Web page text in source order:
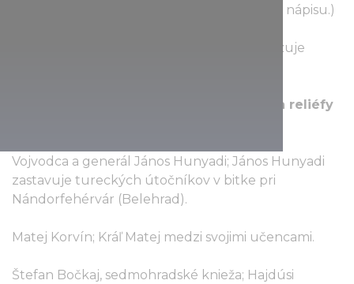
chybu, ktorú sa pokúsili zakryť nepridaním nápisu.)
Ľudovít I., uhorský kráľ; kráľ Ľudovít obsadzuje
Pravá kolonáda má nasledujúce sochy a reliéfy
Vojvodca a generál János Hunyadi; János Hunyadi
zastavuje tureckých útočníkov v bitke pri
Nándorfehérvár (Belehrad).
Matej Korvín; Kráľ Matej medzi svojimi učencami.
Štefan Bočkaj, sedmohradské knieža; Hajdúsi